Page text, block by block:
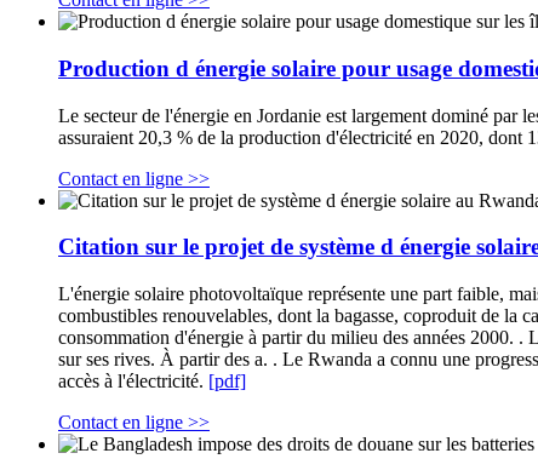
Production d énergie solaire pour usage
Le secteur de l'énergie en Jordanie est largement dominé par
assuraient 20,3 % de la production d'électricité en 2020, dont
Contact en ligne >>
Citation sur le projet de système d énergie
L'énergie solaire photovoltaïque représente une part faible,
combustibles renouvelables, dont la bagasse, coproduit de la
consommation d'énergie à partir du milieu des années 2000.
sur ses rives. À partir des a. . Le Rwanda a connu une
accès à l'électricité. [pdf]
Contact en ligne >>